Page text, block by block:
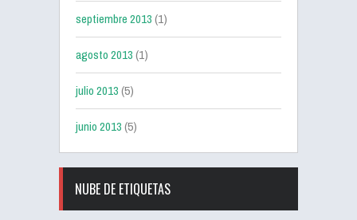
septiembre 2013(1)
agosto 2013(1)
julio 2013(5)
junio 2013(5)
NUBE DE ETIQUETAS